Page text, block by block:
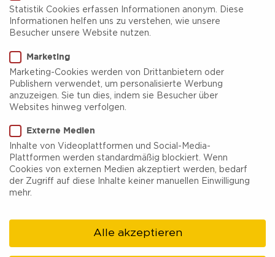
endstation.kino
Endstation.kino: Ein pulsierendes Zentrum für
Filmkultur in der Metropole Ruhr, eingebettet in
Bahnhof Langendreer. Seit seiner Eröffnung im
Jahr 1988 hat sich dieses Kino als
Innovationsplattform etabliert, die weit über den
unvergleichliches kulturelles Erlebnis bietet.
Das Programm des endstation.kino beeindruckt
Statistik Cookies erfassen Informationen anonym. Diese
Informationen helfen uns zu verstehen, wie unsere
Besucher unsere Website nutzen.
Marketing
Marketing-Cookies werden von Drittanbietern oder
Publishern verwendet, um personalisierte Werbung
anzuzeigen. Sie tun dies, indem sie Besucher über
Websites hinweg verfolgen.
Externe Medien
Inhalte von Videoplattformen und Social-Media-
Plattformen werden standardmäßig blockiert. Wenn
Cookies von externen Medien akzeptiert werden, bedarf
der Zugriff auf diese Inhalte keiner manuellen Einwilligung
mehr.
Alle akzeptieren